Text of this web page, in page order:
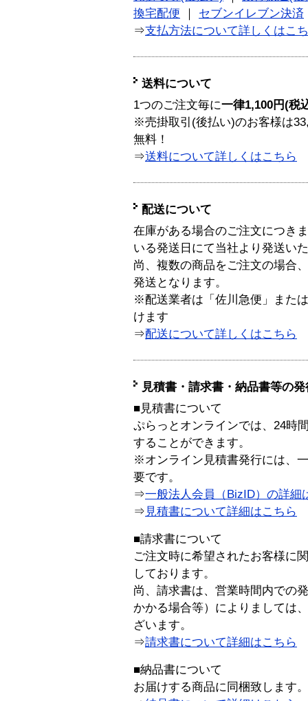
換宅配便
セブンイレブン決済
⇒支払方法について詳しくはこ
送料について
1つのご注文毎に一律1,100円(税
※売掛取引(後払い)のお客様は
無料！
⇒送料について詳しくはこちら
配送について
在庫がある場合のご注文につき
いる発送日にて当社より発送い
尚、複数の商品をご注文の場合
発送となります。
※配送業者は「佐川急便」また
けます
⇒配送について詳しくはこちら
見積書・請求書・納品書等の
■見積書について
ぷらっとオンラインでは、24時
することができます。
※オンライン見積書発行には、
要です。
⇒一般法人会員（BizID）の詳細
⇒ 見積書について詳細はこちら
■請求書について
ご注文時に希望されたお客様に
しております。
尚、請求書は、営業時間内での
かかる場合等）によりましては
ざいます。
⇒請求書について詳細はこちら
■納品書について
お届けする商品に同梱致します。